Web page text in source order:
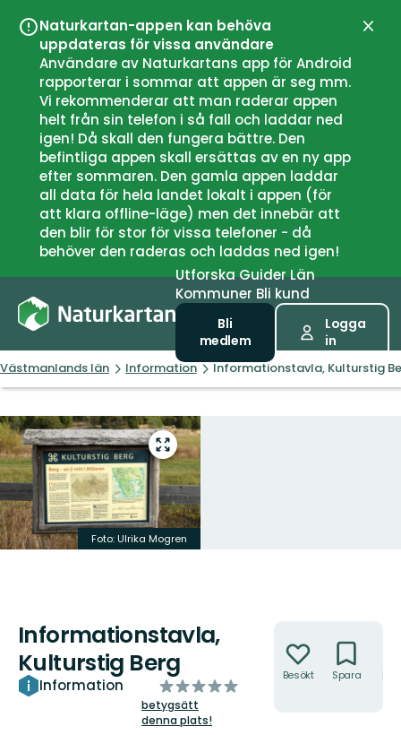
Naturkartan-appen kan behöva
uppdateras för vissa användare
Användare av Naturkartans app för Android
rapporterar i sommar att appen är seg mm.
Vi rekommenderar att man raderar appen
helt från sin telefon i så fall och laddar ned
igen! Då skall den fungera bättre. Den
befintliga appen skall ersättas av en ny app
efter sommaren. Den gamla appen laddar
all data för hela landet lokalt i appen (för
att klara offline-läge) men det innebär att
den blir för stor för vissa telefoner - då
behöver den raderas och laddas ned igen!
UtforskaGuiderLän
Kommuner Bli kund
Bli
medlem
Logga
in
Västmanlands län Information Informationstavla, Kulturstig
Gå
till
helskärmsläge
Foto: Ulrika Mogren
Informationstavla,
Kulturstig Berg
Information
av
5
stjärnor
betygsätt
denna plats!
Besökt Spara